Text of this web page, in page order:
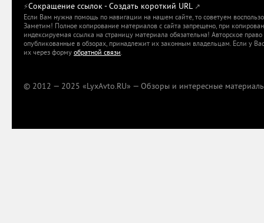
⚡Сокращение ссылок - Создать короткий URL ↗
Если Вам нужна помощь по навигации на нашем сайте, то советуем
Заметим! Полное копирование материалов с сайта запрещено, при
индексируемая ссылка на страницу материала обязательна! Авторское
опубликованные в обзорах, принадлежит их законным владельцам. Если у
их через форму обратной связи.
© 2012 — 2025 «LyxAvto.RU» — Обзоры и интересные